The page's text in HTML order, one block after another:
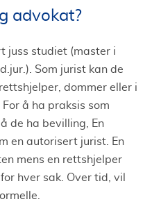
advokat?
juss studiet (master i
Som jurist kan de
dommer eller i
å ha praksis som
de ha bevilling, En
en autorisert jurist. En
mens en rettshjelper
hver sak. Over tid, vil